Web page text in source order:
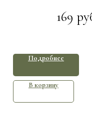
169
Подробнее
В корзину